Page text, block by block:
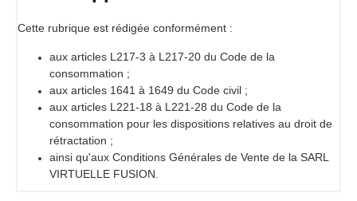
Cette rubrique est rédigée conformément :
aux articles L217-3 à L217-20 du Code de la
consommation ;
aux articles 1641 à 1649 du Code civil ;
aux articles L221-18 à L221-28 du Code de la
consommation pour les dispositions relatives au droit de
rétractation ;
ainsi qu'aux Conditions Générales de Vente de la SARL
VIRTUELLE FUSION.